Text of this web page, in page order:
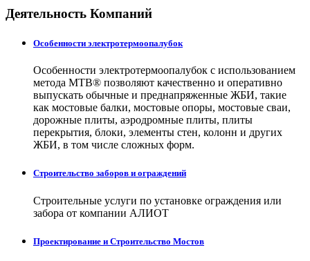
Деятельность Компаний
Особенности электротермоопалубок
Особенности электротермоопалубок с использованием
метода МТВ® позволяют качественно и оперативно
выпускать обычные и преднапряженные ЖБИ, такие
как мостовые балки, мостовые опоры, мостовые сваи,
дорожные плиты, аэродромные плиты, плиты
перекрытия, блоки, элементы стен, колонн и других
ЖБИ, в том числе сложных форм.
Строительство заборов и ограждений
Строительные услуги по установке ограждения или
забора от компании АЛИОТ
Проектирование и Строительство Мостов